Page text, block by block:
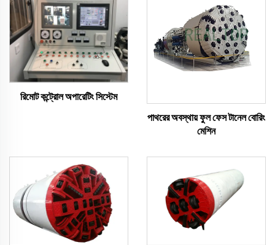
রিমোট কন্ট্রোল অপারেটিং সিস্টেম
পাথরের অবস্থায় ফুল ফেস টানেল বোরিং
মেশিন